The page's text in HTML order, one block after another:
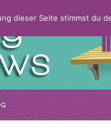
dieser Seite stimmst du